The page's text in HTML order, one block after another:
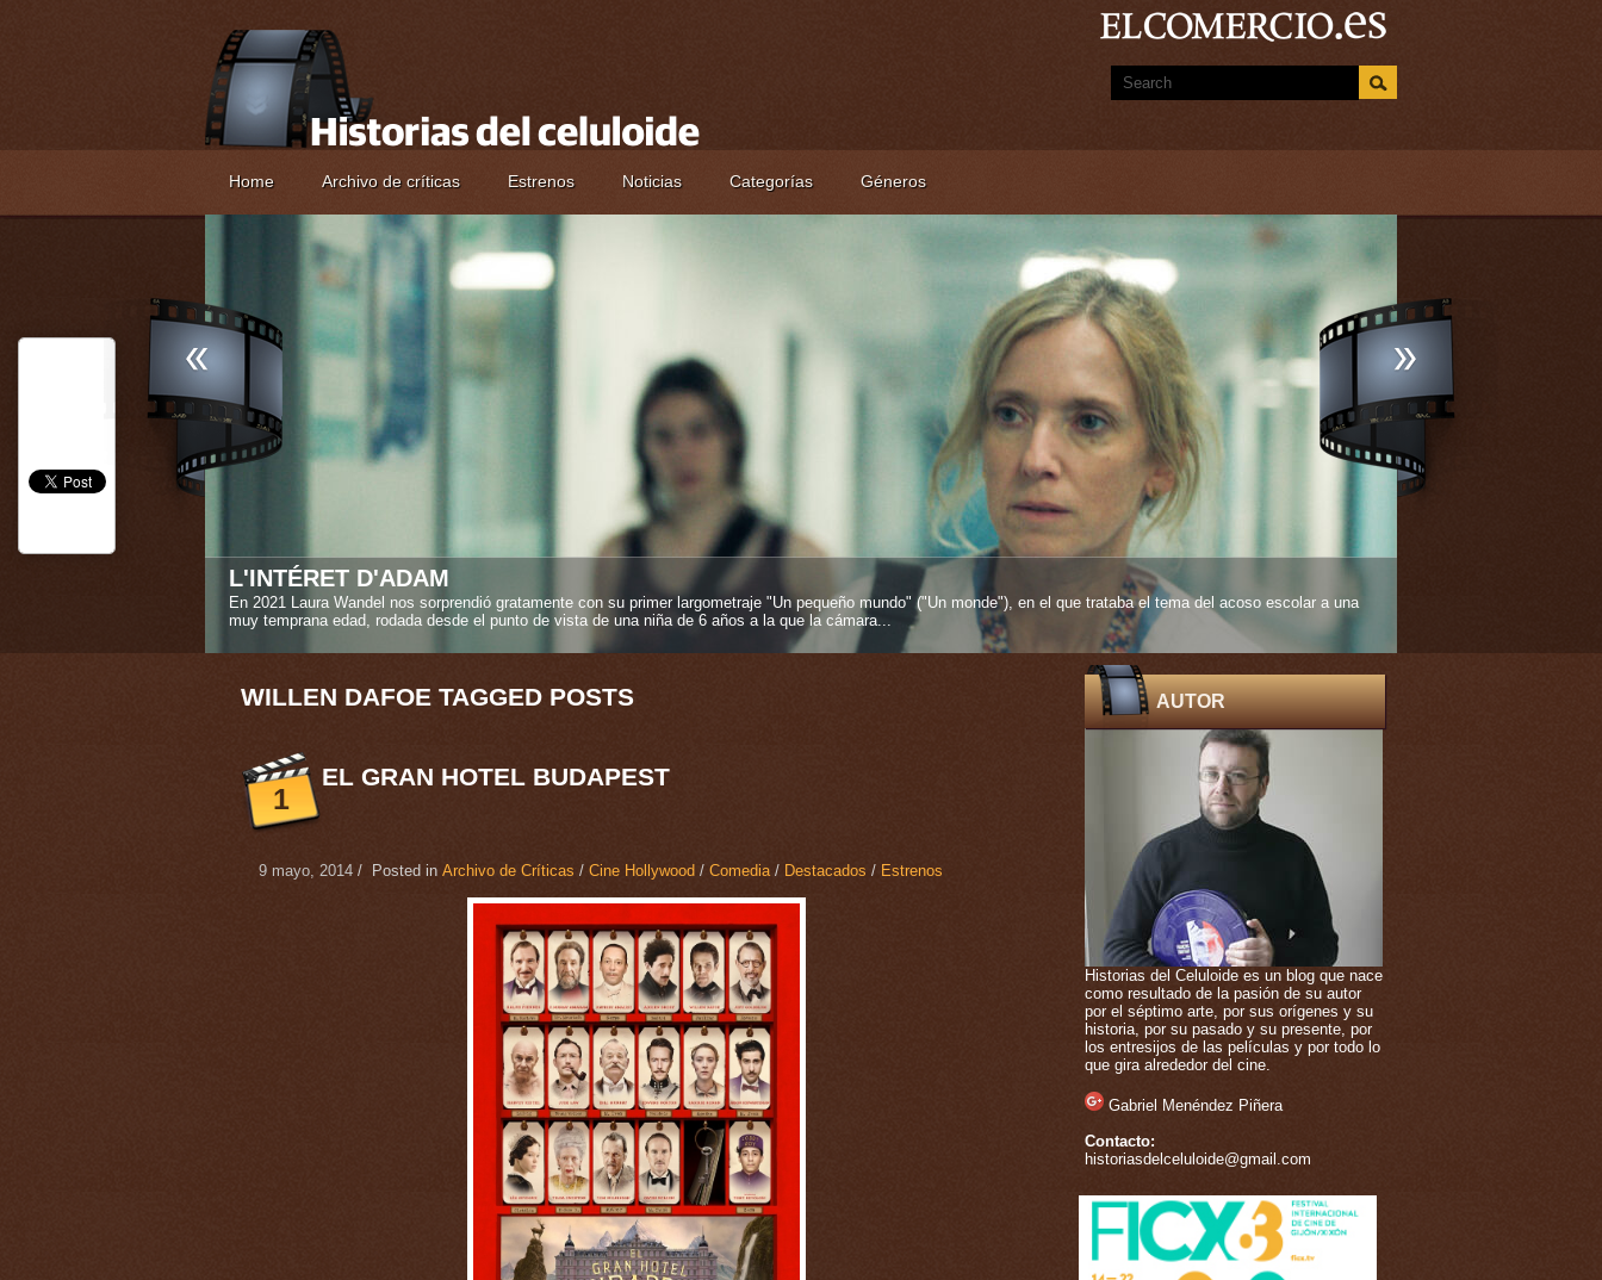
Home Archivo de críticas Estrenos Noticias Categorías Géneros
STEREO GIRLS
La amistad verdadera es uno de los sentimientos más fuertes que se pueden tener en esta vida y más si proviene desde edad muy temprana. De ello nos habla
Caroline Deruas Peano en "Stereo girls" ("Les inmortelles", 2025), su segundo largometraje como...
AUTOR
Historias del Celuloide es un blog que nace
como resultado de la pasión de su autor
por el séptimo arte, por sus orígenes y su
historia, por su pasado y su presente, por
los entresijos de las películas y por todo lo
que gira alrededor del cine.
Gabriel Menéndez Piñera
Contacto:
historiasdelceluloide@gmail.com
WILLEN DAFOE TAGGED POSTS
1
EL GRAN HOTEL BUDAPEST
9 mayo, 2014 / Posted in Archivo de Críticas / Cine Hollywood / Comedia/ Destacados / Estrenos